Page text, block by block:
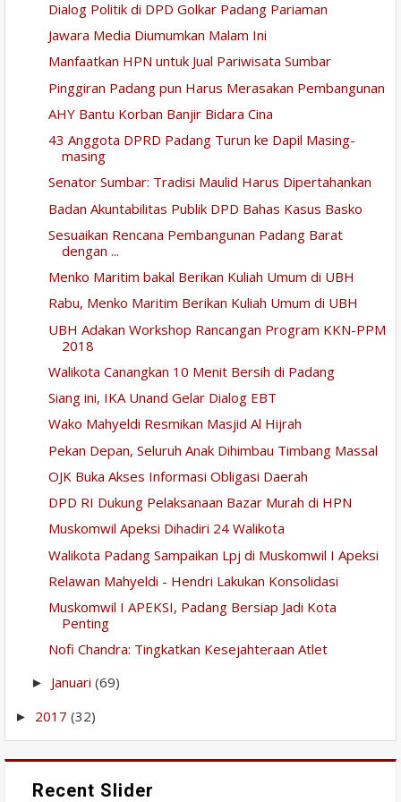
Dialog Politik di DPD Golkar Padang Pariaman
Jawara Media Diumumkan Malam Ini
Manfaatkan HPN untuk Jual Pariwisata Sumbar
Pinggiran Padang pun Harus Merasakan Pembangunan
AHY Bantu Korban Banjir Bidara Cina
43 Anggota DPRD Padang Turun ke Dapil Masing-
masing
Senator Sumbar: Tradisi Maulid Harus Dipertahankan
Badan Akuntabilitas Publik DPD Bahas Kasus Basko
Sesuaikan Rencana Pembangunan Padang Barat
dengan ...
Menko Maritim bakal Berikan Kuliah Umum di UBH
Rabu, Menko Maritim Berikan Kuliah Umum di UBH
UBH Adakan Workshop Rancangan Program KKN-PPM
2018
Walikota Canangkan 10 Menit Bersih di Padang
Siang ini, IKA Unand Gelar Dialog EBT
Wako Mahyeldi Resmikan Masjid Al Hijrah
Pekan Depan, Seluruh Anak Dihimbau Timbang Massal
OJK Buka Akses Informasi Obligasi Daerah
DPD RI Dukung Pelaksanaan Bazar Murah di HPN
Muskomwil Apeksi Dihadiri 24 Walikota
Walikota Padang Sampaikan Lpj di Muskomwil I Apeksi
Relawan Mahyeldi - Hendri Lakukan Konsolidasi
Muskomwil I APEKSI, Padang Bersiap Jadi Kota
Penting
Nofi Chandra: Tingkatkan Kesejahteraan Atlet
► Januari (69)
► 2017 (32)
Recent Slider